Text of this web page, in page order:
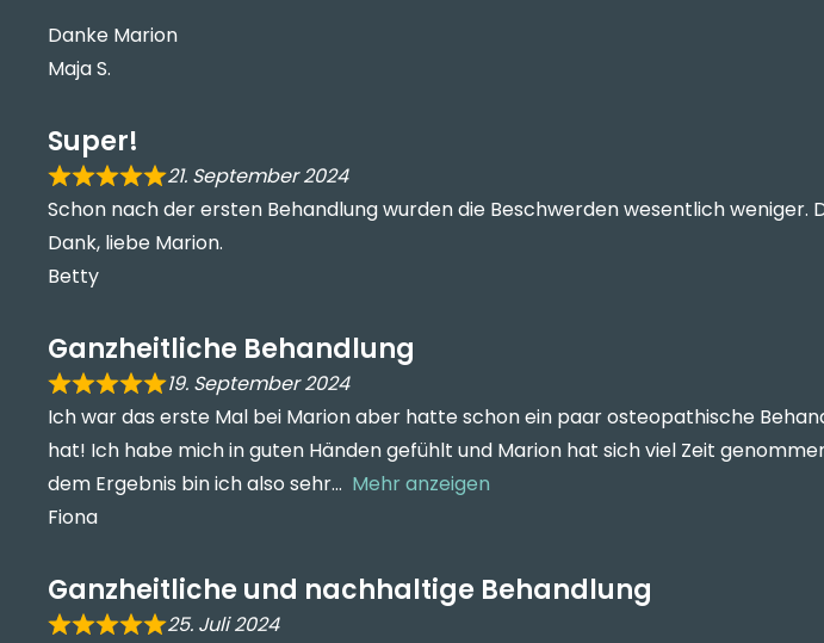
Danke Marion
Maja S.
Super!
21. September 2024
Schon nach der ersten Behandlung wurden die Beschwerden wesentlich
Dank, liebe Marion.
Betty
Ganzheitliche Behandlung
19. September 2024
Ich war das erste Mal bei Marion aber hatte schon ein paar osteopathische
hat! Ich habe mich in guten Händen gefühlt und Marion hat sich viel Zeit
dem Ergebnis bin ich also sehr
Mehr anzeigen
Fiona
Ganzheitliche und nachhaltige Behandlung
25. Juli 2024